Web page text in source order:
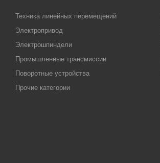
Техника линейных перемещений
Электропривод
Электрошпиндели
Промышленные трансмиссии
Поворотные устройства
Прочие категории